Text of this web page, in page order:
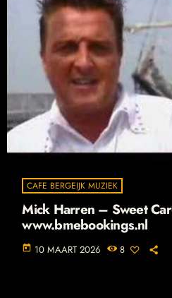
CAFE BERGEIJK MUZIEK
Mick Harren – Sweet
www.bmebookings.nl
today 10 MAART 2026 8